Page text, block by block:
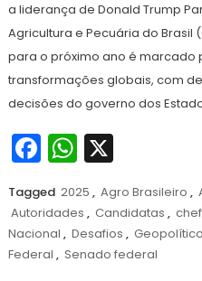
a liderança de Donald Trump
Agricultura e Pecuária do Brasil
para o próximo ano é marcado
transformações globais, com
decisões do governo dos
Facebook
X
Tagged 2025 , Agro Brasileiro ,
Autoridades , Candidatas ,
Nacional , Desafios , Geopolítico
Federal , Senado federal